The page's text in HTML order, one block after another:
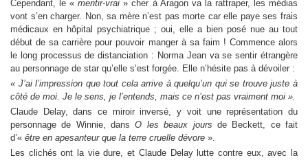
Cependant, le «mentir-vrai » cher à Aragon va la rattraper, les médias
vont s’en charger. Non, sa mère n’est pas morte car elle paye ses frais
médicaux en hôpital psychiatrique ; oui, elle a bien posé nue au tout
début de sa carrière pour pouvoir manger à sa faim ! Commence alors
le long processus de distanciation : Norma Jean va se sentir étrangère
au personnage de star qu’elle s’est forgée. Elle n’hésite pas à dévoiler :
« J’ai l’impression que tout cela arrive à quelqu’un qui se trouve juste à
côté de moi. Je le sens, je l’entends, mais ce n’est pas vraiment moi ».
Claude Delay, dans ce miroir inversé, y voit une représentation du
personnage de Winnie, dansO les beaux jours de Beckett, ce fait
d’« être en apesanteur que la terre cruelle dévore ».
Les clichés ont la vie dure, et Claude Delay lutte contre eux, avec la